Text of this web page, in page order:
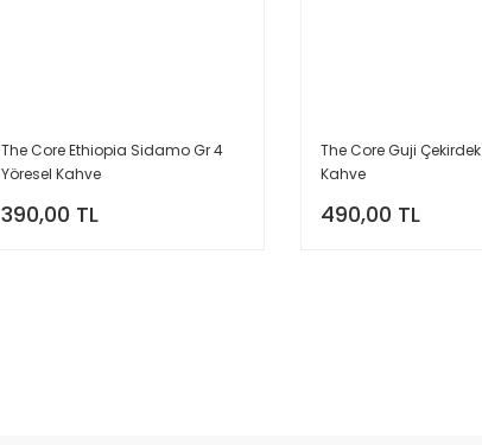
The Core Ethiopia Sidamo Gr 4
Yöresel Kahve
390,00 TL
The Core Guji
Kahve
490,00 TL